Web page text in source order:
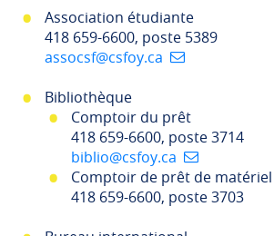
Association étudiante
418 659-6600, poste 5389
assocsf@csfoy.ca
Bibliothèque
Comptoir du prêt
418 659-6600, poste 3714
biblio@csfoy.ca
Comptoir de prêt de
418 659-6600, poste 3703